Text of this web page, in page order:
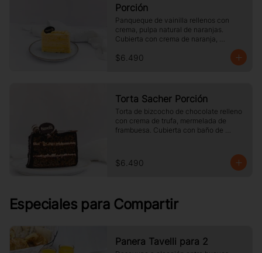
Porción
Panqueque de vainilla rellenos con
crema, pulpa natural de naranjas.
Cubierta con crema de naranja,
$6.490
Torta Sacher Porción
Torta de bizcocho de chocolate relleno
con crema de trufa, mermelada de
frambuesa. Cubierta con baño de
$6.490
Especiales para Compartir
Panera Tavelli para 2